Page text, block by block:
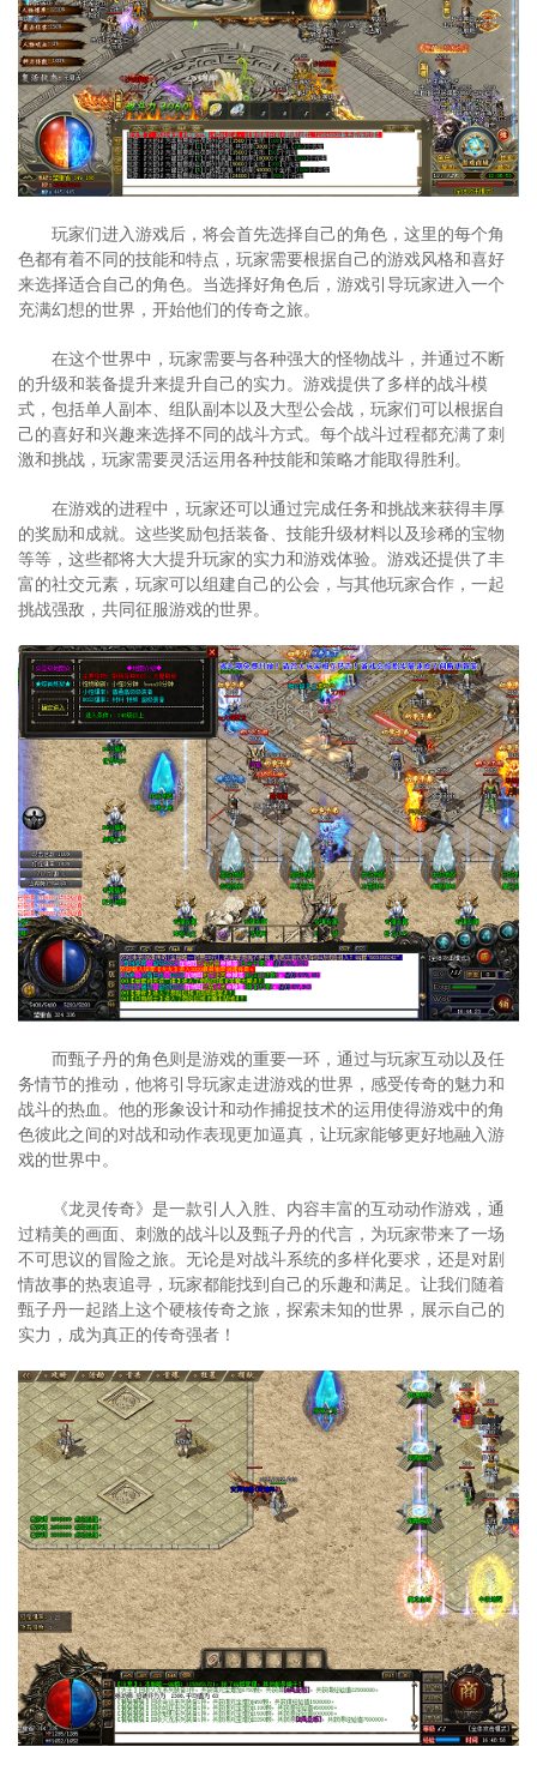
玩家们进入游戏后，将会首先选择自己的角色，这里的每个角
色都有着不同的技能和特点，玩家需要根据自己的游戏风格和喜好
来选择适合自己的角色。当选择好角色后，游戏引导玩家进入一个
充满幻想的世界，开始他们的传奇之旅。
在这个世界中，玩家需要与各种强大的怪物战斗，并通过不断
的升级和装备提升来提升自己的实力。游戏提供了多样的战斗模
式，包括单人副本、组队副本以及大型公会战，玩家们可以根据自
己的喜好和兴趣来选择不同的战斗方式。每个战斗过程都充满了刺
激和挑战，玩家需要灵活运用各种技能和策略才能取得胜利。
在游戏的进程中，玩家还可以通过完成任务和挑战来获得丰厚
的奖励和成就。这些奖励包括装备、技能升级材料以及珍稀的宝物
等等，这些都将大大提升玩家的实力和游戏体验。游戏还提供了丰
富的社交元素，玩家可以组建自己的公会，与其他玩家合作，一起
挑战强敌，共同征服游戏的世界。
而甄子丹的角色则是游戏的重要一环，通过与玩家互动以及任
务情节的推动，他将引导玩家走进游戏的世界，感受传奇的魅力和
战斗的热血。他的形象设计和动作捕捉技术的运用使得游戏中的角
色彼此之间的对战和动作表现更加逼真，让玩家能够更好地融入游
戏的世界中。
《龙灵传奇》是一款引人入胜、内容丰富的互动动作游戏，通
过精美的画面、刺激的战斗以及甄子丹的代言，为玩家带来了一场
不可思议的冒险之旅。无论是对战斗系统的多样化要求，还是对剧
情故事的热衷追寻，玩家都能找到自己的乐趣和满足。让我们随着
甄子丹一起踏上这个硬核传奇之旅，探索未知的世界，展示自己的
实力，成为真正的传奇强者！